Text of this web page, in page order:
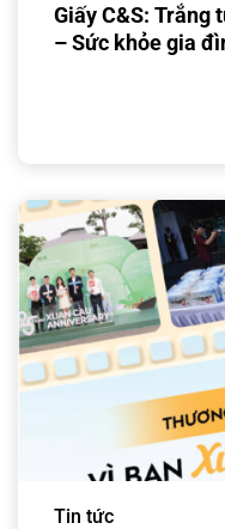
Giấy C&S: Trắng
– Sức khỏe gia
Tin tức